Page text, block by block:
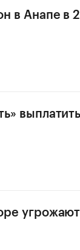
в Анапе в